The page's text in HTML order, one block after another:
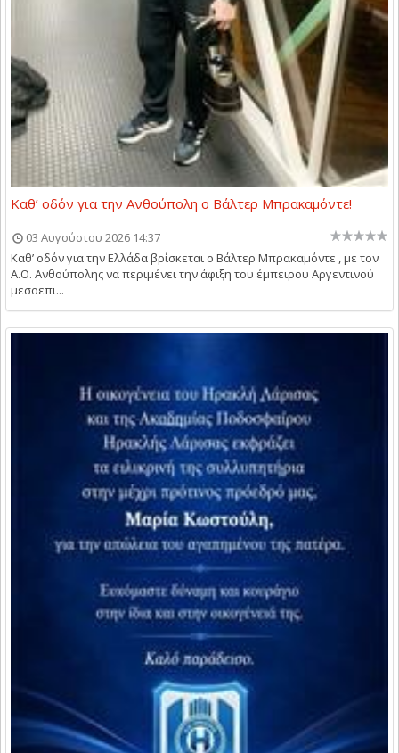
Καθ’ οδόν για την Ανθούπολη ο Βάλτερ Μπρακαμόντε!
03 Αυγούστου 2026 14:37
Καθ’ οδόν για την Ελλάδα βρίσκεται ο Βάλτερ Μπρακαμόντε , με τον
Α.Ο. Ανθούπολης να περιμένει την άφιξη του έμπειρου Αργεντινού
μεσοεπι...